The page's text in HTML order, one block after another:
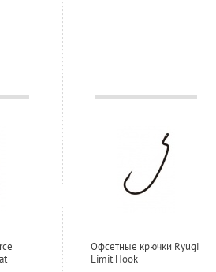
Офсетные крючки Ryugi
Limit Hook